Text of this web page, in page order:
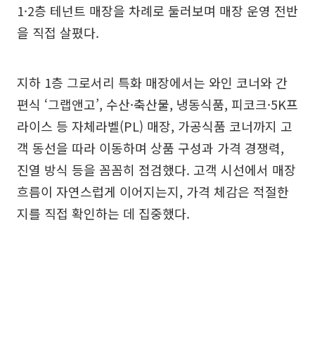
1·2층 테넌트 매장을 차례로 둘러보며 매장 운영 전반
을 직접 살폈다.
지하 1층 그로서리 특화 매장에서는 와인 코너와 간
편식 ‘그랩앤고’, 수산·축산물, 냉동식품, 피코크·5K프
라이스 등 자체라벨(PL) 매장, 가공식품 코너까지 고
객 동선을 따라 이동하며 상품 구성과 가격 경쟁력,
진열 방식 등을 꼼꼼히 점검했다. 고객 시선에서 매장
흐름이 자연스럽게 이어지는지, 가격 체감은 적절한
지를 직접 확인하는 데 집중했다.